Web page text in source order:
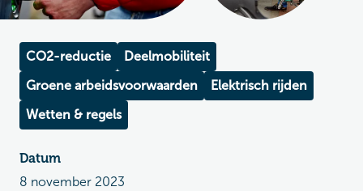
CO2-reductie
Deelmobiliteit
Groene arbeidsvoorwaarden
Elektrisch rijden
Wetten & regels
Datum
8 november 2023